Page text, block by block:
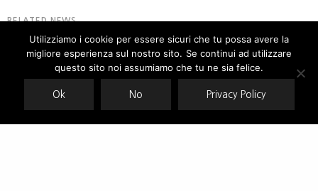
RELATED NEWS
Our site uses cookies. Learn more about our use of cookies:cookie
Utilizziamo i cookie per essere sicuri che tu possa avere la
migliore esperienza sul nostro sito. Se continui ad utilizzare
questo sito noi assumiamo che tu ne sia felice.
Ok No Privacy Policy